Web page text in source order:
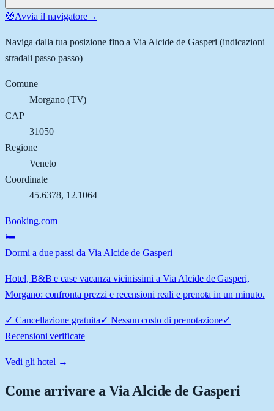
🧭Avvia il navigatore→
Naviga dalla tua posizione fino aVia Alcide de Gasperi (indicazioni
stradali passo passo)
Comune
Morgano(TV)
CAP
31050
Regione
Veneto
Coordinate
45.6378, 12.1064
Booking.com
🛏️
Dormi a due passi da Via Alcide de Gasperi
Hotel, B&B e case vacanza vicinissimi a Via Alcide de Gasperi,
Morgano: confronta prezzi e recensioni reali e prenota in un minuto.
✓ Cancellazione gratuita✓ Nessun costo di prenotazione✓
Recensioni verificate
Vedi gli hotel →
Come arrivare aVia Alcide de Gasperi